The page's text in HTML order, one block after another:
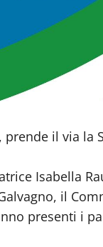
il via la
Isabella
il
presenti i